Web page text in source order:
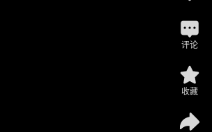
评论
收藏